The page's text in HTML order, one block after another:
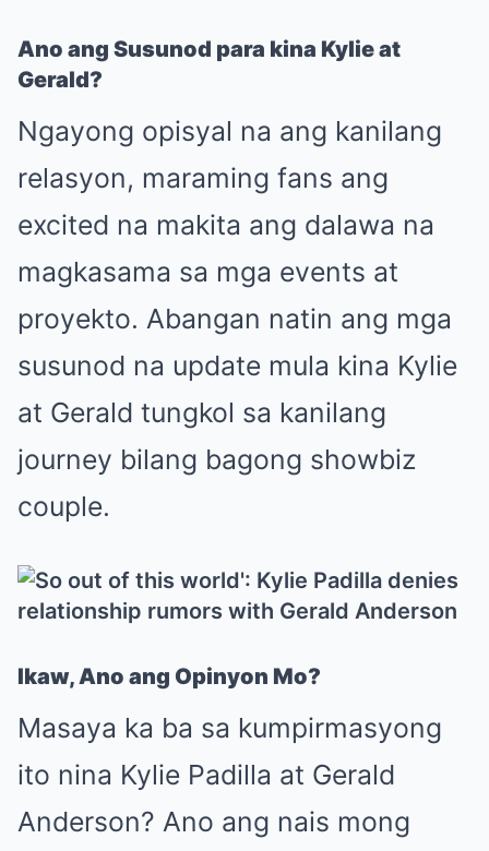
Ano ang Susunod para kina Kylie at
Gerald?
Ngayong opisyal na ang kanilang
relasyon, maraming fans ang
excited na makita ang dalawa na
magkasama sa mga events at
proyekto. Abangan natin ang mga
susunod na update mula kina Kylie
at Gerald tungkol sa kanilang
journey bilang bagong showbiz
couple.
Ikaw, Ano ang Opinyon Mo?
Masaya ka ba sa kumpirmasyong
ito nina Kylie Padilla at Gerald
Anderson? Ano ang nais mong